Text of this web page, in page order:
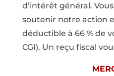
d’intérêt général.
soutenir notre action
déductible à 66 % de
CGI). Un reçu fiscal